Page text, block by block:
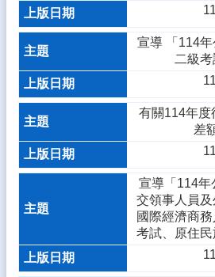
宣導 「114
二級
有關114年度
差
宣導「114年
交領事人員及
國際經濟商
考試、原住民